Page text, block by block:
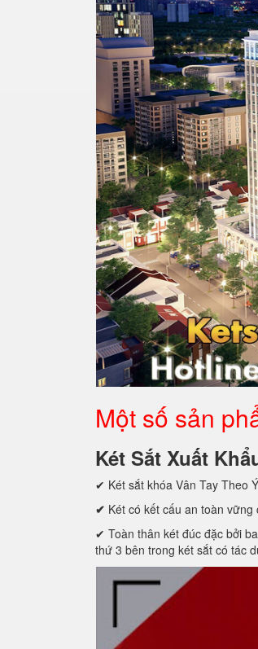
Một số sản
Két Sắt Xuất
✔ Két sắt khóa Vân Tay Theo
✔ Két có kết cấu an toàn
✔ Toàn thân két đúc đặc bởi
thứ 3 bên trong két sắt có tác